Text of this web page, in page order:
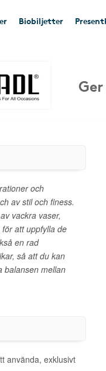
Biobiljetter
och
av stil och finess.
vackra vaser,
att uppfylla de
en rad
så att du kan
balansen mellan
använda, exklusivt